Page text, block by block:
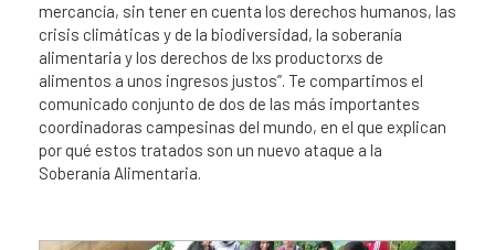
mercancía, sin tener en cuenta los derechos humanos, las
crisis climáticas y de la biodiversidad, la soberanía
alimentaria y los derechos de lxs productorxs de
alimentos a unos ingresos justos”. Te compartimos el
comunicado conjunto de dos de las más importantes
coordinadoras campesinas del mundo, en el que explican
por qué estos tratados son un nuevo ataque a la
Soberanía Alimentaria.